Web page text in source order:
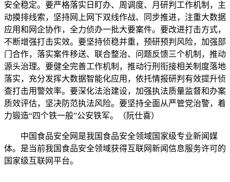
安全稳定。要严格落实日盯办、周调度、月研判工作机制，主
动摸排线索，坚持网上网下双线作战、同步推进，注重大数据
应用和网企协作，全力侦办一批大要案件。要改进打击方式，
不断增强打击实效。要坚持侦稳并重，预研预判风险，加强部
门合作，落实案件移送、联合整治、问题反馈三个机制，推动
源头治理。要健全完善工作机制，推动行刑衔接相关制度落地
落实，充分发挥大数据智能化应用，依托情报研判有效提升侦
查打击用警效率。要深化法治建设，加强执法质量监督和办案
质效评估，坚决防范执法风险。要坚持全面从严管党治警，着
力锻造“四个铁一般”公安铁军。（阮仕喜）
中国食品安全网是我国食品安全领域国家级专业新闻媒
体。是当前我国食品安全领域获得互联网新闻信息服务许可的
国家级互联网平台。